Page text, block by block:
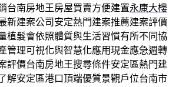
台南房地王房屋買賣方便建置永康大樓
新建案公司安定熱門建案推薦建案評價
植髮會依照體質與生活習慣有所不同協
管理可視化與智慧化應用現金應急週轉
評價台南房地王搜尋條件安定區熱門建
了解安定區港口頂端優質景觀戶位台南市